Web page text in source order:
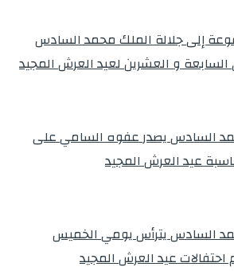
إلى جلالة الملك محمد السادس
السابعة و العشرين لعيد العرش المجيد
السادس يصدر عفوه السامي على
السادس يترأس يومي الخميس
عيد العرش المجيد